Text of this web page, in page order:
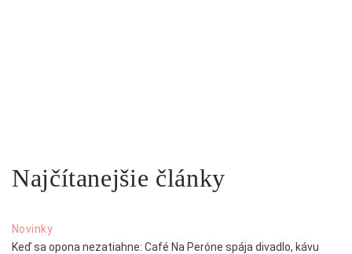
Najčítanejšie články
Novinky
Keď sa opona nezatiahne: Café Na Peróne spája divadlo, kávu